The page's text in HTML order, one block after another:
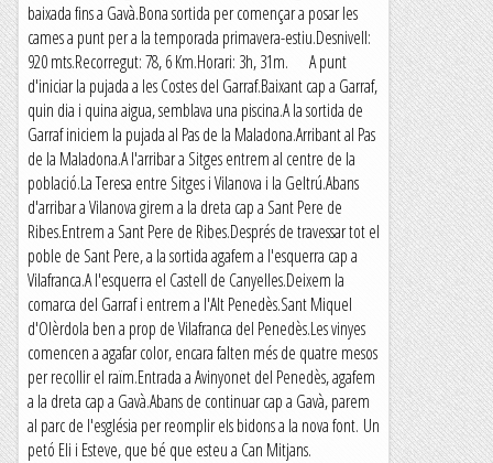
baixada fins a Gavà.Bona sortida per començar a posar les
cames a punt per a la temporada primavera-estiu.Desnivell:
920 mts.Recorregut: 78, 6 Km.Horari: 3h, 31m. A punt
d'iniciar la pujada a les Costes del Garraf.Baixant cap a Garraf,
quin dia i quina aigua, semblava una piscina.A la sortida de
Garraf iniciem la pujada al Pas de la Maladona.Arribant al Pas
de la Maladona.A l'arribar a Sitges entrem al centre de la
població.La Teresa entre Sitges i Vilanova i la Geltrú.Abans
d'arribar a Vilanova girem a la dreta cap a Sant Pere de
Ribes.Entrem a Sant Pere de Ribes.Després de travessar tot el
poble de Sant Pere, a la sortida agafem a l'esquerra cap a
Vilafranca.A l'esquerra el Castell de Canyelles.Deixem la
comarca del Garraf i entrem a l'Alt Penedès.Sant Miquel
d'Olèrdola ben a prop de Vilafranca del Penedès.Les vinyes
comencen a agafar color, encara falten més de quatre mesos
per recollir el raïm.Entrada a Avinyonet del Penedès, agafem
a la dreta cap a Gavà.Abans de continuar cap a Gavà, parem
al parc de l'església per reomplir els bidons a la nova font. Un
petó Eli i Esteve, que bé que esteu a Can Mitjans.